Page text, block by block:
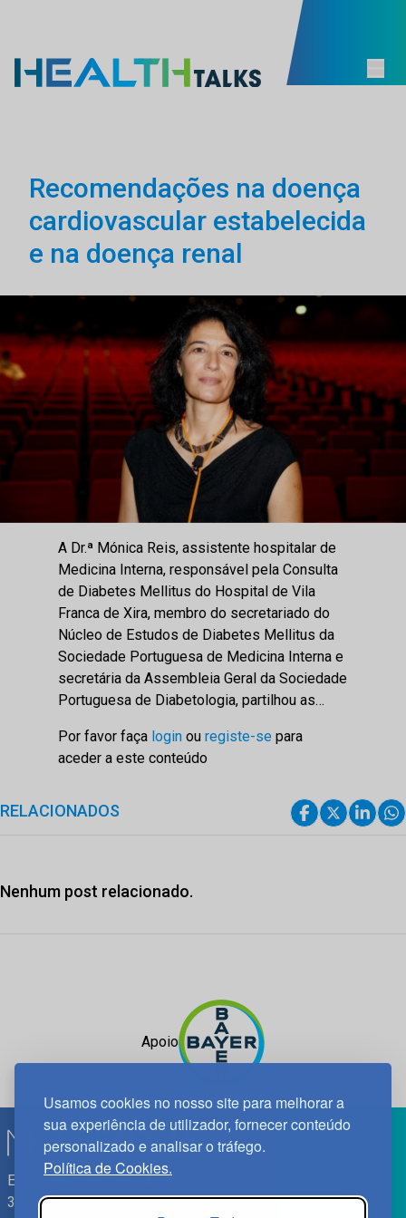
Usamos cookies no nosso site para melhorar a
sua experiência de utilizador, fornecer conteúdo
personalizado e analisar o tráfego.
Política de Cookies.
Recomendações na doença
cardiovascular estabelecida
e na doença renal
A Dr.ª Mónica Reis, assistente hospitalar de
Medicina Interna, responsável pela Consulta
de Diabetes Mellitus do Hospital de Vila
Franca de Xira, membro do secretariado do
Núcleo de Estudos de Diabetes Mellitus da
Sociedade Portuguesa de Medicina Interna e
secretária da Assembleia Geral da Sociedade
Portuguesa de Diabetologia, partilhou as…
Por favor faça login ou registe-se para
aceder a este conteúdo
RELACIONADOS
Nenhum post relacionado.
Apoio
Edif. Lisboa Oriente | Av. Infante D. Henrique, n.º 333H, esc.
37